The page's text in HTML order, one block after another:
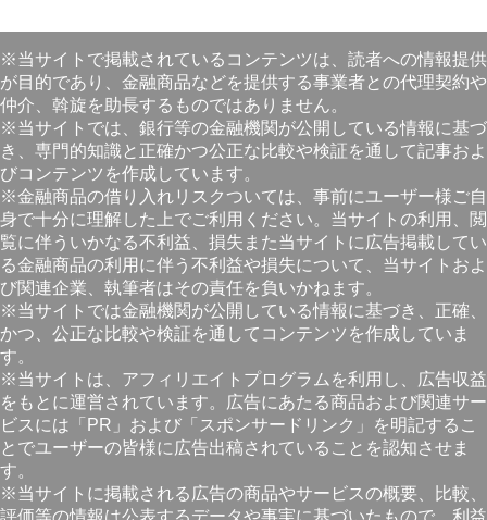
※当サイトで掲載されているコンテンツは、読者への情報提供
が目的であり、金融商品などを提供する事業者との代理契約や
仲介、斡旋を助長するものではありません。
※当サイトでは、銀行等の金融機関が公開している情報に基づ
き、専門的知識と正確かつ公正な比較や検証を通して記事およ
びコンテンツを作成しています。
※金融商品の借り入れリスクついては、事前にユーザー様ご自
身で十分に理解した上でご利用ください。当サイトの利用、閲
覧に伴ういかなる不利益、損失また当サイトに広告掲載してい
る金融商品の利用に伴う不利益や損失について、当サイトおよ
び関連企業、執筆者はその責任を負いかねます。
※当サイトでは金融機関が公開している情報に基づき、正確、
かつ、公正な比較や検証を通してコンテンツを作成していま
す。
※当サイトは、アフィリエイトプログラムを利用し、広告収益
をもとに運営されています。広告にあたる商品および関連サー
ビスには「PR」および「スポンサードリンク」を明記するこ
とでユーザーの皆様に広告出稿されていることを認知させま
す。
※当サイトに掲載される広告の商品やサービスの概要、比較、
評価等の情報は公表するデータや事実に基づいたもので、利益